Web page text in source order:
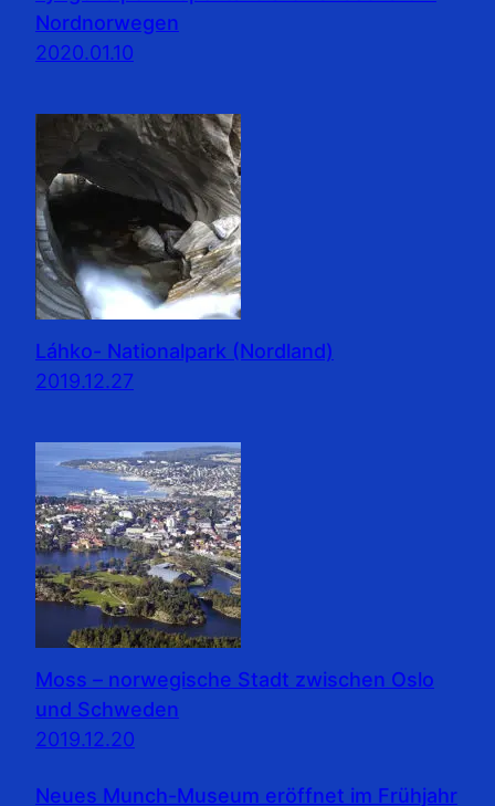
Nordnorwegen
2020.01.10
Láhko- Nationalpark (Nordland)
2019.12.27
Moss – norwegische Stadt zwischen Oslo
und Schweden
2019.12.20
Neues Munch-Museum eröffnet im Frühjahr